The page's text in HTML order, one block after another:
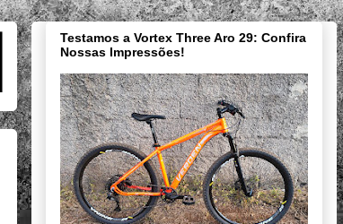
Testamos a Vortex Three Aro 29: Confira
Nossas Impressões!